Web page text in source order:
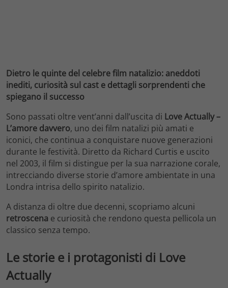
Dietro le quinte del celebre film natalizio: aneddoti
inediti, curiosità sul cast e dettagli sorprendenti che
spiegano il successo
Sono passati oltre vent’anni dall’uscita di Love Actually –
L’amore davvero, uno dei film natalizi più amati e
iconici, che continua a conquistare nuove generazioni
durante le festività. Diretto da Richard Curtis e uscito
nel 2003, il film si distingue per la sua narrazione corale,
intrecciando diverse storie d’amore ambientate in una
Londra intrisa dello spirito natalizio.
A distanza di oltre due decenni, scopriamo alcuni
retroscena e curiosità che rendono questa pellicola un
classico senza tempo.
Le storie e i protagonisti di Love
Actually